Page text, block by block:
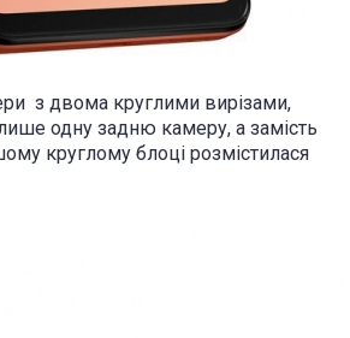
з двома круглими вирізами,
одну задню камеру, а замість
круглому блоці розмістилася